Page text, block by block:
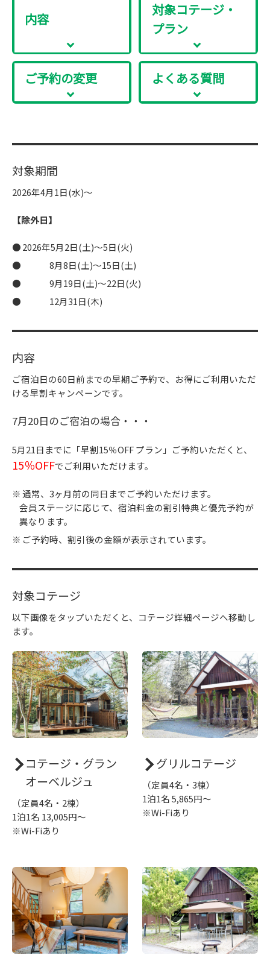
内容
対象コテージ・
プラン
ご予約の変更 よくある質問
対象期間
2026年4月1日(水)～
【除外日】
2026年5月2日(土)～5日(火)
8月8日(土)～15日(土)
9月19日(土)～22日(火)
12月31日(木)
内容
ご宿泊日の60日前までの早期ご予約で、お得にご利用いただ
ける早割キャンペーンです。
7月20日のご宿泊の場合・・・
5月21日までに「早割15％OFF プラン」ご予約いただくと、
15％OFFでご利用いただけます。
通常、3ヶ月前の同日までご予約いただけます。
会員ステージに応じて、宿泊料金の割引特典と優先予約が
異なります。
ご予約時、割引後の金額が表示されています。
対象コテージ
以下画像をタップいただくと、コテージ詳細ページへ移動し
ます。
コテージ・グラン
オーベルジュ
（定員4名・2棟）
1泊1名 13,005円～
※Wi-Fiあり
グリルコテージ
（定員4名・3棟）
1泊1名 5,865円～
※Wi-Fiあり